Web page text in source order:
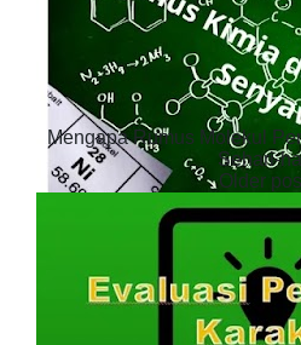
Mengapa Rumus Molekul
Sehari-